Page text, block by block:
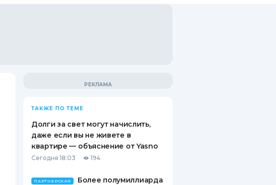
ТАКЖЕ ПО ТЕМЕ
Долги за свет могут начислить,
даже если вы не живете в
квартире — объяснение от Yasno
Сегодня 18:03 194
ПАРТНЕРСКАЯ
Более полумиллиарда